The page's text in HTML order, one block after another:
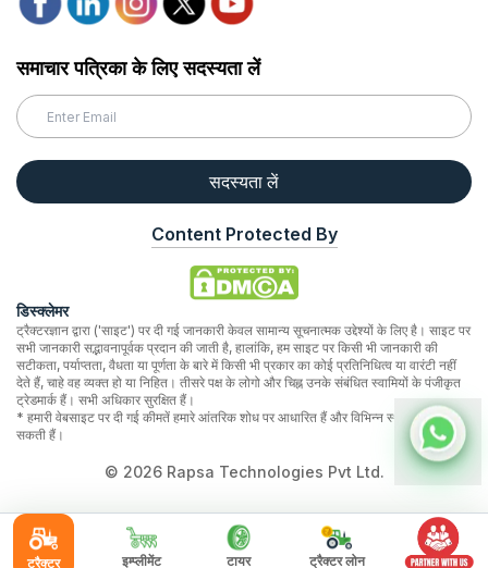
ट्रैक्टर इम्प्लीमेंट टायर ट्रैक्टर लोन
समाचार पत्रिका के लिए सदस्यता लें
सदस्यता लें
Content Protected By
डिस्क्लेमर
ट्रैक्टरज्ञान द्वारा ('साइट') पर दी गई जानकारी केवल सामान्य सूचनात्मक उद्देश्यों के लिए है। साइट पर
सभी जानकारी सद्भावनापूर्वक प्रदान की जाती है, हालांकि, हम साइट पर किसी भी जानकारी की
सटीकता, पर्याप्तता, वैधता या पूर्णता के बारे में किसी भी प्रकार का कोई प्रतिनिधित्व या वारंटी नहीं
देते हैं, चाहे वह व्यक्त हो या निहित। तीसरे पक्ष के लोगो और चिह्न उनके संबंधित स्वामियों के पंजीकृत
ट्रेडमार्क हैं। सभी अधिकार सुरक्षित हैं।
* हमारी वेबसाइट पर दी गई कीमतें हमारे आंतरिक शोध पर आधारित हैं और विभिन्न स्थानों पर भिन्न हो
सकती हैं।
© 2026Rapsa Technologies Pvt Ltd.